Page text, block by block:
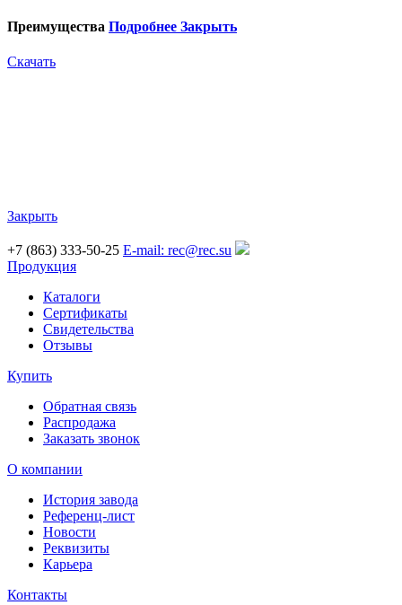
Преимущества Подробнее Закрыть
Скачать
Закрыть
+7 (863) 333-50-25 E-mail: rec@rec.su
Продукция
Каталоги
Сертификаты
Свидетельства
Отзывы
Купить
Обратная связь
Распродажа
Заказать звонок
О компании
История завода
Референц-лист
Новости
Реквизиты
Карьера
Контакты